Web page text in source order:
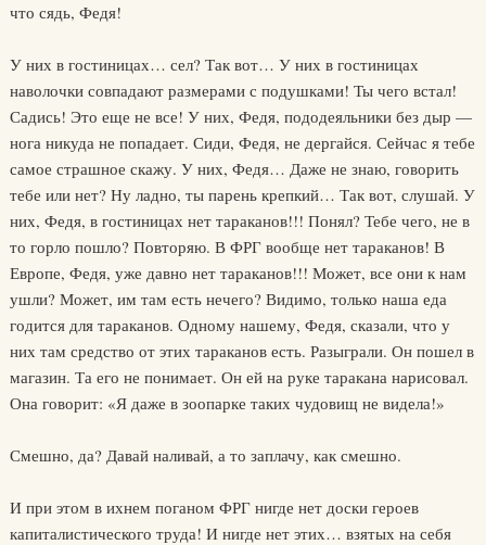
что сядь, Федя!
У них в гостиницах… сел? Так вот… У них в гостиницах
наволочки совпадают размерами с подушками! Ты чего встал!
Садись! Это еще не все! У них, Федя, пододеяльники без дыр —
нога никуда не попадает. Сиди, Федя, не дергайся. Сейчас я тебе
самое страшное скажу. У них, Федя… Даже не знаю, говорить
тебе или нет? Ну ладно, ты парень крепкий… Так вот, слушай. У
них, Федя, в гостиницах нет тараканов!!! Понял? Тебе чего, не в
то горло пошло? Повторяю. В ФРГ вообще нет тараканов! В
Европе, Федя, уже давно нет тараканов!!! Может, все они к нам
ушли? Может, им там есть нечего? Видимо, только наша еда
годится для тараканов. Одному нашему, Федя, сказали, что у
них там средство от этих тараканов есть. Разыграли. Он пошел в
магазин. Та его не понимает. Он ей на руке таракана нарисовал.
Она говорит: «Я даже в зоопарке таких чудовищ не видела!»
Смешно, да? Давай наливай, а то заплачу, как смешно.
И при этом в ихнем поганом ФРГ нигде нет доски героев
капиталистического труда! И нигде нет этих… взятых на себя